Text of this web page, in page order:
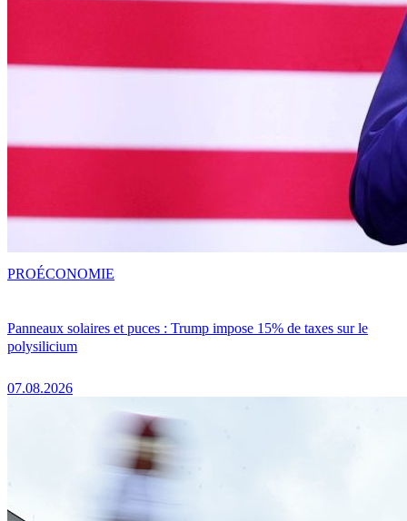
Panneaux solaires et puces : Trump impose 15% de taxes sur le
polysilicium
07.08.2026
PROÉCONOMIE